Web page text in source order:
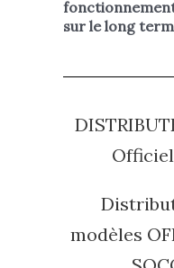
sur le long
Officiel
modèles